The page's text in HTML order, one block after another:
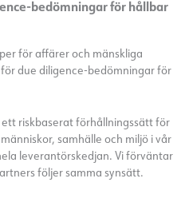
bedömningar för hållbar
för affärer och mänskliga
för due diligence-bedömningar för
riskbaserat förhållningssätt för
samhälle och miljö i vår
leverantörskedjan. Vi förväntar
följer samma synsätt.